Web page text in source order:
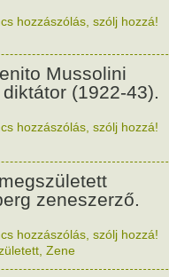
hozzászólás, szólj hozzá!
Mussolini
(1922-43).
hozzászólás, szólj hozzá!
zeneszerző.
hozzászólás, szólj hozzá!
Zene